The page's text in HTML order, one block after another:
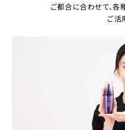
ご都合に合わせて、各
ご活